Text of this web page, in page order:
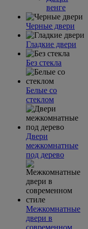
венге
Черные двери
Гладкие двери
Без стекла
Белые со
стеклом
Двери
межкомнатные
под дерево
Межкомнатные
двери в
современном